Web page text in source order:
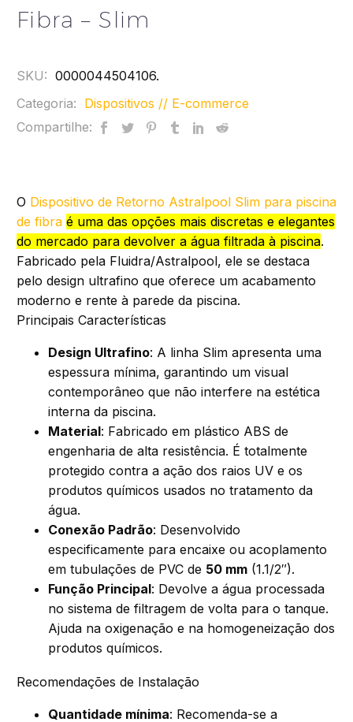
Fibra – Slim
SKU: 0000044504106.
Categoria: Dispositivos // E-commerce
Compartilhe:
O Dispositivo de Retorno Astralpool Slim para piscina
de fibra é uma das opções mais discretas e elegantes
do mercado para devolver a água filtrada à piscina.
Fabricado pela Fluidra/Astralpool, ele se destaca
pelo design ultrafino que oferece um acabamento
moderno e rente à parede da piscina.
Principais Características
Design Ultrafino: A linha Slim apresenta uma
espessura mínima, garantindo um visual
contemporâneo que não interfere na estética
interna da piscina.
Material: Fabricado em plástico ABS de
engenharia de alta resistência. É totalmente
protegido contra a ação dos raios UV e os
produtos químicos usados no tratamento da
água.
Conexão Padrão: Desenvolvido
especificamente para encaixe ou acoplamento
em tubulações de PVC de 50 mm (1.1/2″).
Função Principal: Devolve a água processada
no sistema de filtragem de volta para o tanque.
Ajuda na oxigenação e na homogeneização dos
produtos químicos.
Recomendações de Instalação
Quantidade mínima: Recomenda-se a